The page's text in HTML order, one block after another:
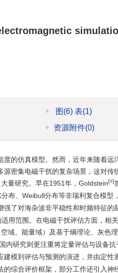
图 (6)表(1)
资源附件(0)
的仿真模型。然而，近年来随着
密集电磁干扰的复杂场景，这对
量研究。早在1951年，Goldstein[4]
布、Weibull分布等非瑞利复合模型
了对海杂波非平稳性和时频特征的
用范围。在电磁干扰评估方面，相
域、能量域）及基于熵理论、灰色
内研究则更注重将定量评估与设备
模到评估与预测的演进，并由定性
综合评价框架，部分工作还引入